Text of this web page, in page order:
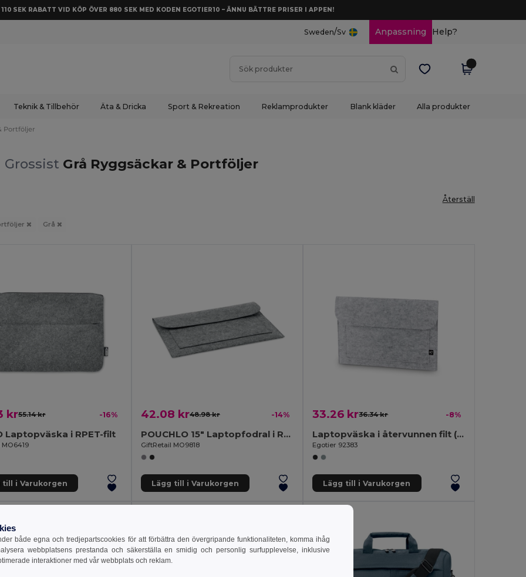
SEK RABATT VID KÖP ÖVER 880 SEK MED KODEN EGOTIER10 – ÄNNU BÄTTRE PRISER I APPEN!
Sweden/Sv Anpassning Help?
Teknik & Tillbehör Äta & Dricka Sport & Rekreation Reklamprodukter Blank kläder Alla produkter
Portföljer
Grossist Grå Ryggsäckar & Portföljer
Återställ
Grå
kr55.14 kr -16%
Laptopväska i RPET-filt
till i Varukorgen
42.08 kr48.98 kr -14%
POUCHLO 15" Laptopfodral i RPET-filt
GiftRetail MO9818
Lägg till i Varukorgen
33.26 kr36.34 kr -8%
Laptopväska i återvunnen filt (100% rPET)
Egotier 92383
Lägg till i Varukorgen
både egna och tredjepartscookies för att förbättra den övergripande funktionaliteten, komma ihåg
webbplatsens prestanda och säkerställa en smidig och personlig surfupplevelse, inklusive
interaktioner med vår webbplats och reklam.